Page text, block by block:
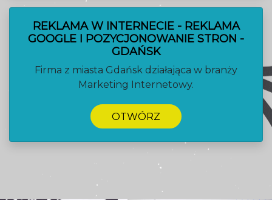
REKLAMA W INTERNECIE - REKLAMA
GOOGLE I POZYCJONOWANIE STRON -
GDAŃSK
Firma z miasta Gdańsk działająca w branży
Marketing Internetowy.
OTWÓRZ